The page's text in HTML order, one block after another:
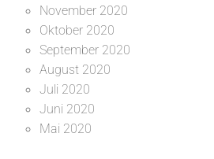
November 2020
Oktober 2020
September 2020
August 2020
Juli 2020
Juni 2020
Mai 2020